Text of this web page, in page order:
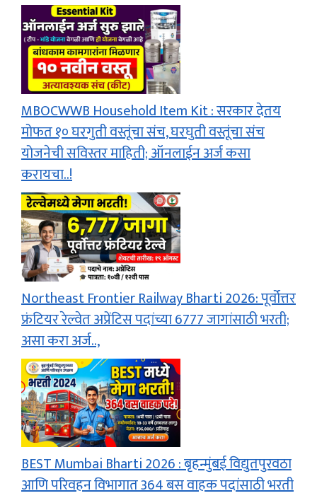
MBOCWWB Household Item Kit : सरकार देतय
मोफत १० घरगुती वस्तूंचा संच, घरघुती वस्तूंचा संच
योजनेची सविस्तर माहिती; ऑनलाईन अर्ज कसा
करायचा..!
Northeast Frontier Railway Bharti 2026: पूर्वोत्तर
फ्रंटियर रेल्वेत अप्रेंटिस पदांच्या 6777 जागांसाठी भरती;
असा करा अर्ज..,
BEST Mumbai Bharti 2026 : बृहन्मुंबई विद्युतपुरवठा
आणि परिवहन विभागात 364 बस वाहक पदांसाठी भरती